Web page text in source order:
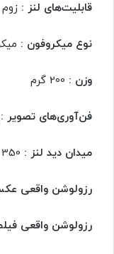
قابلیت‌های لنز : زوم
نوع میکروفون :
وزن :
فن‌آوری‌های تصویر :
میدان دید لنز :
رزولوشن واقعی
رزولوشن واقعی